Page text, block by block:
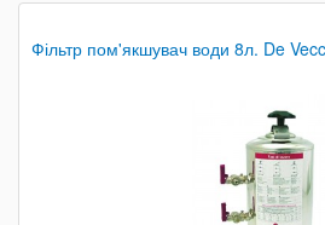
Фільтр пом'якшувач води 8л. De